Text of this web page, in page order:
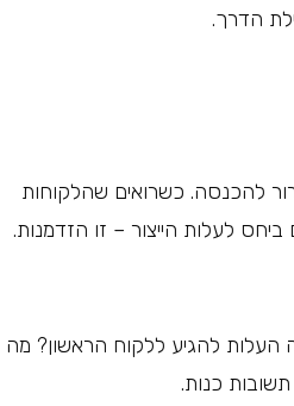
הדרך.
להכנסה. כשרואים שהלקוחות
לעלות הייצור – זו הזדמנות.
העלות להגיע ללקוח הראשון? מה
כנות.